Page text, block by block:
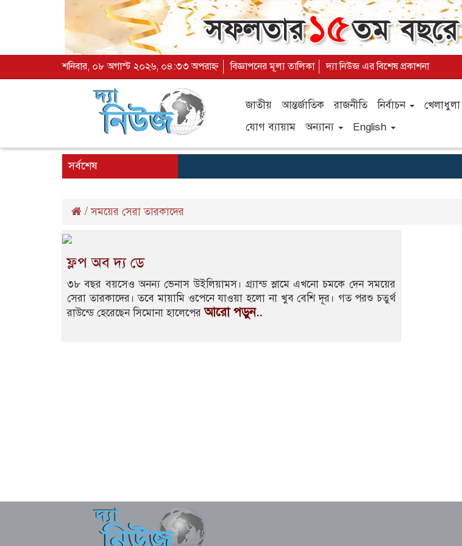
শনিবার, ০৮ অগাস্ট ২০২৬, ০৪:৩৩ অপরাহ্ন বিজ্ঞাপনের মূল্য তালিকা দ্যা নিউজ এর বিশেষ প্রকাশনা
জাতীয় আন্তর্জাতিক রাজনীতি নির্বাচন খেলাধুলা
যোগ ব্যায়াম
অন্যান্য English
সর্বশেষ
/সময়ের সেরা তারকাদের
ফ্লপ অব দ্য ডে
৩৮ বছর বয়সেও অনন্য ভেনাস উইলিয়ামস। গ্র্যান্ড স্লামে এখনো চমকে দেন সময়ের
সেরা তারকাদের। তবে মায়ামি ওপেনে যাওয়া হলো না খুব বেশি দূর। গত পরশু চতুর্থ
রাউন্ডে হেরেছেন সিমোনা হালেপেরআরো পড়ুন..